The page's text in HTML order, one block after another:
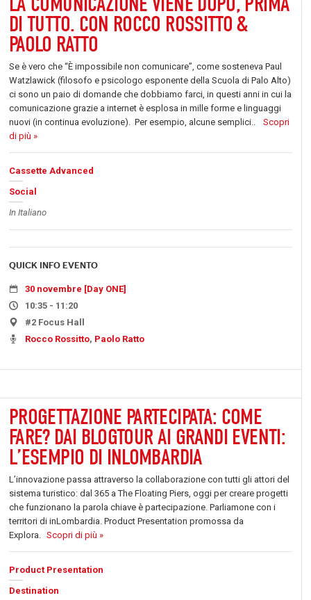
DI TUTTO. CON ROCCO ROSSITTO &
PAOLO RATTO
Se è vero che “È impossibile non comunicare”, come sosteneva Paul
Watzlawick (filosofo e psicologo esponente della Scuola di Palo Alto)
ci sono un paio di domande che dobbiamo farci, in questi anni in cui la
comunicazione grazie a internet è esplosa in mille forme e linguaggi
nuovi (in continua evoluzione). Per esempio, alcune semplici..
Scopri
di più »
Cassette Advanced
Social
In Italiano
QUICK INFO EVENTO
30 novembre [Day ONE]
10:35 - 11:20
#2 Focus Hall
Rocco Rossitto, Paolo Ratto
PROGETTAZIONE PARTECIPATA: COME
FARE? DAI BLOGTOUR AI GRANDI EVENTI:
L’ESEMPIO DI INLOMBARDIA
L’innovazione passa attraverso la collaborazione con tutti gli attori del
sistema turistico: dal 365 a The Floating Piers, oggi per creare progetti
che funzionano la parola chiave è partecipazione. Parliamone con i
territori di inLombardia. Product Presentation promossa da
Explora. Scopri di più »
Product Presentation
Destination